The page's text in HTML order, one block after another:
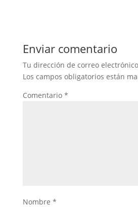
Enviar comentario
Tu dirección de correo
Los campos obligatorios están
Comentario *
Nombre *